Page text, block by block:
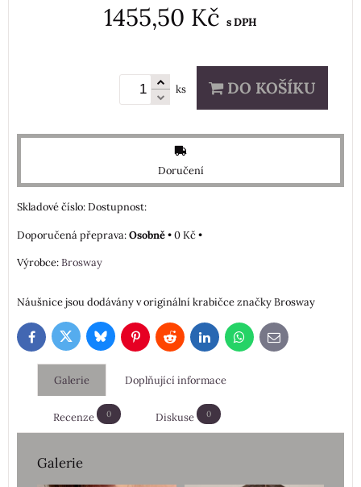
1455,50 Kč s DPH
ks DO KOŠÍKU
Doručení
Skladové číslo:Dostupnost:
Osobně•0 Kč•
Výrobce:Brosway
Náušnice jsou dodávány v originální krabičce značky Brosway
FacebookTwitterBlueskyPinterestRedditLinkedInWhatsApp
E-
mail
Galerie Doplňující informace
Recenze 0 Diskuse 0
Galerie